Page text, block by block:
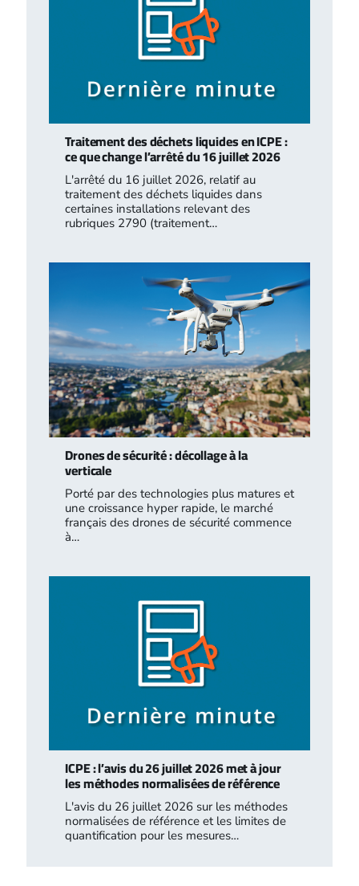
Traitement des déchets liquides en ICPE :
ce que change l’arrêté du 16 juillet 2026
L'arrêté du 16 juillet 2026, relatif au
traitement des déchets liquides dans
certaines installations relevant des
rubriques 2790 (traitement…
Drones de sécurité : décollage à la
verticale
Porté par des technologies plus matures et
une croissance hyper rapide, le marché
français des drones de sécurité commence
à…
ICPE : l’avis du 26 juillet 2026 met à jour
les méthodes normalisées de référence
L'avis du 26 juillet 2026 sur les méthodes
normalisées de référence et les limites de
quantification pour les mesures…